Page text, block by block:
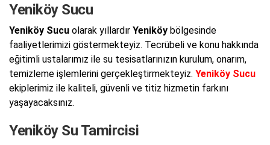
Yeniköy Sucu
Yeniköy Sucu olarak yıllardır Yeniköy bölgesinde
faaliyetlerimizi göstermekteyiz. Tecrübeli ve konu hakkında
eğitimli ustalarımız ile su tesisatlarınızın kurulum, onarım,
temizleme işlemlerini gerçekleştirmekteyiz. Yeniköy Sucu
ekiplerimiz ile kaliteli, güvenli ve titiz hizmetin farkını
yaşayacaksınız.
Yeniköy Su Tamircisi